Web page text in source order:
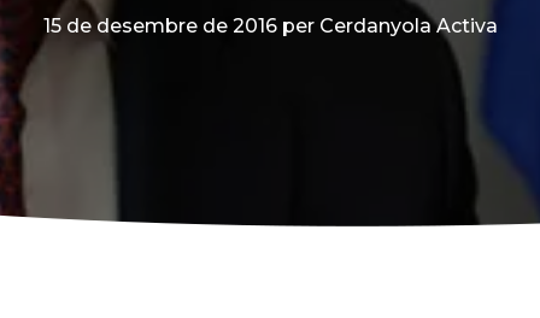
15 de desembre de 2016 per Cerdanyola Activa